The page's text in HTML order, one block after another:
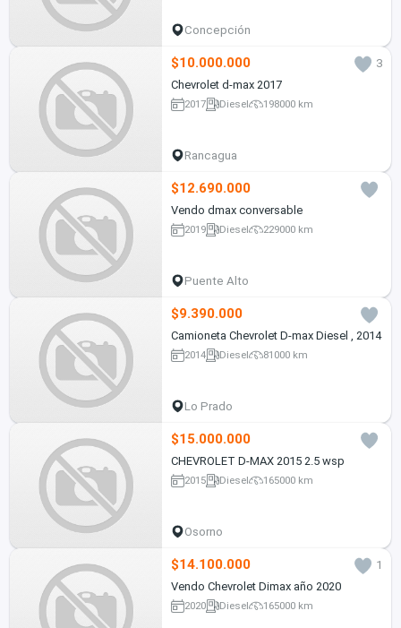
Concepción
$10.000.000
3
Chevrolet d-max 2017
2017 Diesel 198000 km
Rancagua
$12.690.000
Vendo dmax conversable
2019 Diesel 229000 km
Puente Alto
$9.390.000
Camioneta Chevrolet D-max Diesel , 2014
2014 Diesel 81000 km
Lo Prado
$15.000.000
CHEVROLET D-MAX 2015 2.5 wsp
2015 Diesel 165000 km
Osorno
$14.100.000
1
Vendo Chevrolet Dimax año 2020
2020 Diesel 165000 km